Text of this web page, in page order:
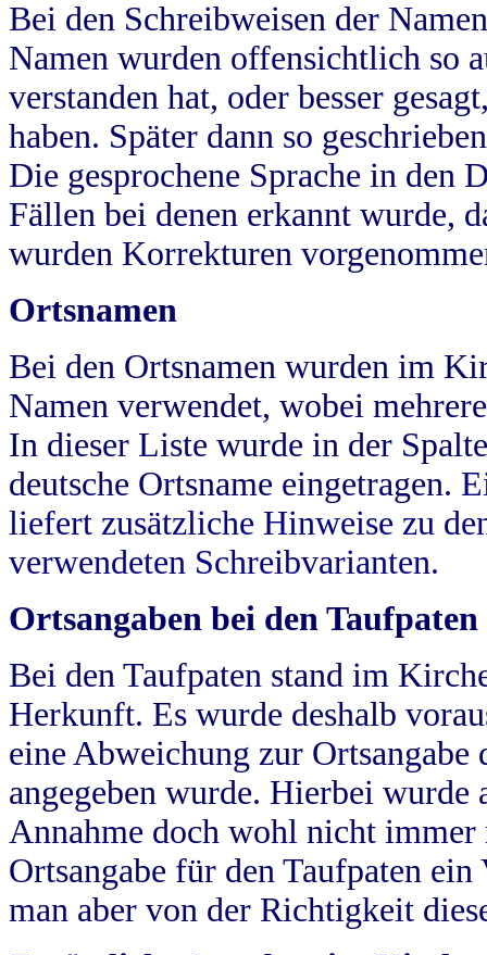
Bei den Schreibweisen der
Namen wurden offensichtlich so
verstanden hat, oder besser
haben. Später dann so
Die gesprochene Sprache in
Fällen bei denen erkannt wurde,
wurden Korrekturen
Ortsnamen
Bei den Ortsnamen wurden im
Namen verwendet, wobei
In dieser Liste wurde in der
deutsche Ortsname eingetragen.
liefert zusätzliche Hinweise zu
verwendeten Schreibvarianten.
Ortsangaben bei den Taufpaten
Bei den Taufpaten stand im
Herkunft. Es wurde deshalb
eine Abweichung zur
angegeben wurde. Hierbei wurde
Annahme doch wohl nicht
Ortsangabe für den Taufpaten
man aber von der Richtigkeit